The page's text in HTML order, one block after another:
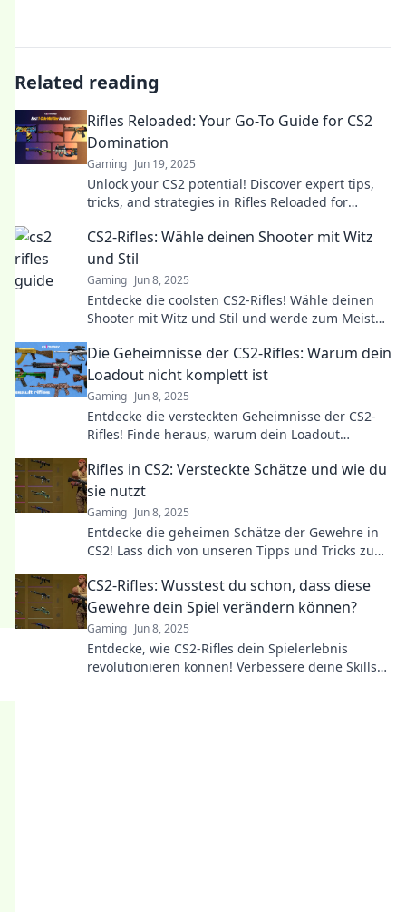
Related reading
Rifles Reloaded: Your Go-To Guide for CS2
Domination
Gaming Jun 19, 2025
Unlock your CS2 potential! Discover expert tips,
tricks, and strategies in Rifles Reloaded for
CS2-Rifles: Wähle deinen Shooter mit Witz
und Stil
Gaming Jun 8, 2025
Entdecke die coolsten CS2-Rifles! Wähle deinen
Shooter mit Witz und Stil und werde zum Meister
Die Geheimnisse der CS2-Rifles: Warum dein
Loadout nicht komplett ist
Gaming Jun 8, 2025
Entdecke die versteckten Geheimnisse der CS2-
Rifles! Finde heraus, warum dein Loadout
Rifles in CS2: Versteckte Schätze und wie du
sie nutzt
Gaming Jun 8, 2025
Entdecke die geheimen Schätze der Gewehre in
CS2! Lass dich von unseren Tipps und Tricks zum
CS2-Rifles: Wusstest du schon, dass diese
Gewehre dein Spiel verändern können?
Gaming Jun 8, 2025
Entdecke, wie CS2-Rifles dein Spielerlebnis
revolutionieren können! Verbessere deine Skills